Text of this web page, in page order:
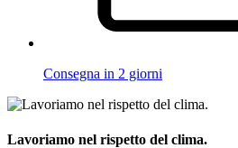
Consegna in 2 giorni
Lavoriamo nel rispetto del clima.